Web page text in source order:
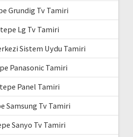
Grundig Tv Tamiri
Lg Tv Tamiri
Sistem Uydu Tamiri
Panasonic Tamiri
Panel Tamiri
Samsung Tv Tamiri
Sanyo Tv Tamiri